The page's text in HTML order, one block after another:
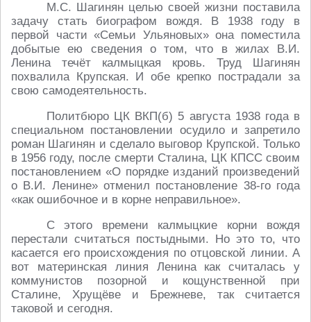
М.С. Шагинян целью своей жизни поставила
задачу стать биографом вождя. В 1938 году в
первой части «Семьи Ульяновых» она поместила
добытые ею сведения о том, что в жилах В.И.
Ленина течёт калмыцкая кровь. Труд Шагинян
похвалила Крупская. И обе крепко пострадали за
свою самодеятельность.
Политбюро ЦК ВКП(б) 5 августа 1938 года в
специальном постановлении осудило и запретило
роман Шагинян и сделало выговор Крупской. Только
в 1956 году, после смерти Сталина, ЦК КПСС своим
постановлением «О порядке изданий произведений
о В.И. Ленине» отменил постановление 38-го года
«как ошибочное и в корне неправильное».
С этого времени калмыцкие корни вождя
перестали считаться постыдными. Но это то, что
касается его происхождения по отцовской линии. А
вот материнская линия Ленина как считалась у
коммунистов позорной и кощунственной при
Сталине, Хрущёве и Брежневе, так считается
таковой и сегодня.